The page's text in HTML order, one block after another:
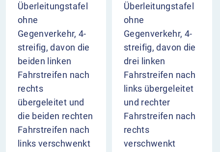
Überleitungstafel
ohne
Gegenverkehr, 4-
streifig, davon die
beiden linken
Fahrstreifen nach
rechts
übergeleitet und
die beiden rechten
Fahrstreifen nach
links verschwenkt
Überleitungstafel
ohne
Gegenverkehr, 4-
streifig, davon die
drei linken
Fahrstreifen nach
links übergeleitet
und rechter
Fahrstreifen nach
rechts
verschwenkt